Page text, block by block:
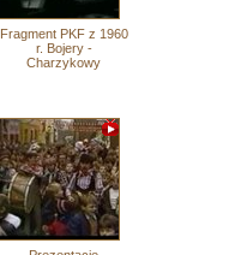
Fragment PKF z 1960
r. Bojery -
Charzykowy